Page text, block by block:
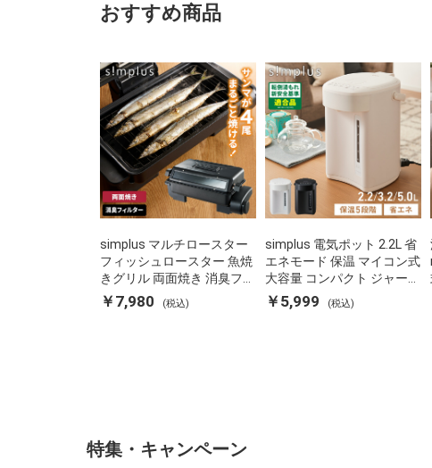
おすすめ商品
simplus マルチロースター
フィッシュロースター 魚焼
きグリル 両面焼き 消臭フィ
ルター 焼き魚 両面ヒーター
タイマー付き SP-FRS01 マ
￥7,980 (税込)
simplus 電気ポット 2.2L 省
エネモード 保温 マイコン式
大容量 コンパクト ジャーポ
ット ポット カルキ抜き 空
焚き防止 温度調節 軽量 SP-
￥5,999 (税込)
特集・キャンペーン